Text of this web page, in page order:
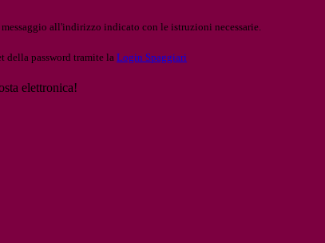
all'indirizzo indicato con le istruzioni necessarie.
della password tramite la Login Spaggiari
elettronica!